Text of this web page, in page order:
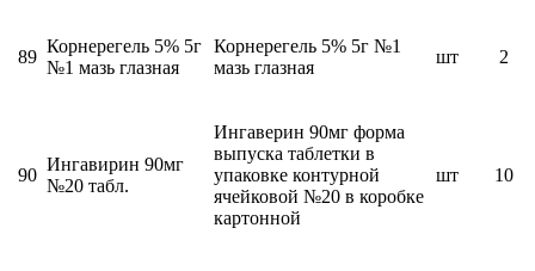
89
Корнерегель 5% 5г
№1 мазь глазная
Корнерегель 5% 5г №1
мазь глазная
шт 2
90
Ингавирин 90мг
№20 табл.
Ингаверин 90мг форма
выпуска таблетки в
упаковке контурной
ячейковой №20 в коробке
картонной
шт 10